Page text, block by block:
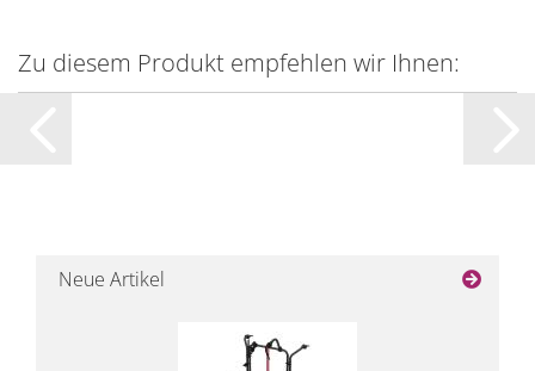
Zu diesem Produkt empfehlen wir Ihnen:
Neue Artikel